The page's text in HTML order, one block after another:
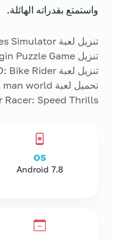
واستمتع بقدراته الهائلة.
تنزيل لعبة Coin Car Games Simulator
تنزيل Bubble Pop Origin Puzzle Game
تنزيل لعبة Moto Racing GO: Bike Rider
تحميل لعبة one punch man world
Racer: Speed Thrills
OS
Android 7.8